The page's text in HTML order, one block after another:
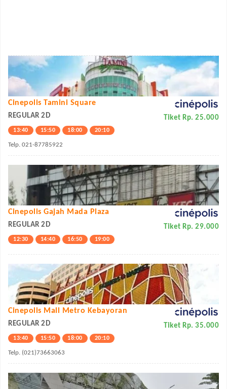
Cinepolis Tamini Square
REGULAR 2D Tiket Rp. 25.000
13:40 15:50 18:00 20:10
Telp. 021-87785922
Cinepolis Gajah Mada Plaza
REGULAR 2D Tiket Rp. 29.000
12:30 14:40 16:50 19:00
Cinepolis Mall Metro Kebayoran
REGULAR 2D Tiket Rp. 35.000
13:40 15:50 18:00 20:10
Telp. (021)73663063